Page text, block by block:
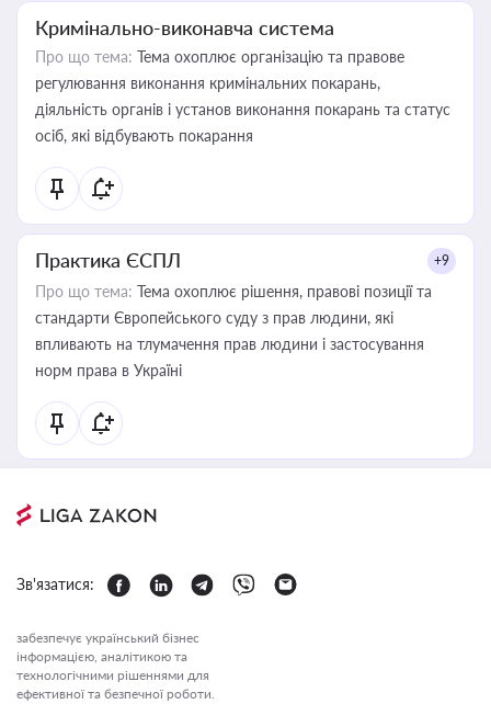
Кримінально-виконавча система
Про що тема: Тема охоплює організацію та правове
регулювання виконання кримінальних покарань,
діяльність органів і установ виконання покарань та статус
осіб, які відбувають покарання
Практика ЄСПЛ +9
Про що тема: Тема охоплює рішення, правові позиції та
стандарти Європейського суду з прав людини, які
впливають на тлумачення прав людини і застосування
норм права в Україні
Зв'язатися:
забезпечує український бізнес
інформацією, аналітикою та
технологічними рішеннями для
ефективної та безпечної роботи.